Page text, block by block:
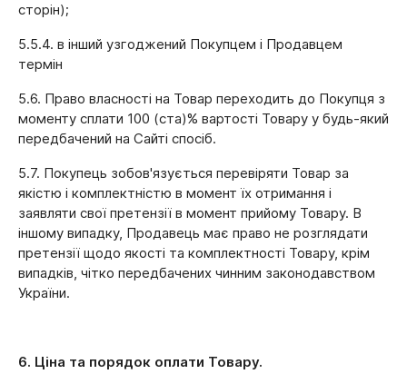
сторін);
5.5.4. в інший узгоджений Покупцем і Продавцем
термін
5.6. Право власності на Товар переходить до Покупця з
моменту сплати 100 (ста)% вартості Товару у будь-який
передбачений на Сайті спосіб.
5.7. Покупець зобов'язується перевіряти Товар за
якістю і комплектністю в момент їх отримання і
заявляти свої претензії в момент прийому Товару. В
іншому випадку, Продавець має право не розглядати
претензії щодо якості та комплектності Товару, крім
випадків, чітко передбачених чинним законодавством
України.
6. Ціна та порядок оплати Товару.